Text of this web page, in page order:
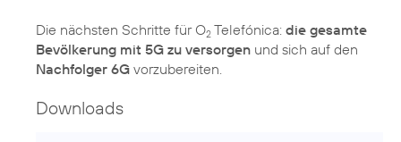
Die nächsten Schritte für O2 Telefónica: die gesamte
Bevölkerung mit 5G zu versorgen und sich auf den
Nachfolger 6G vorzubereiten.
Downloads